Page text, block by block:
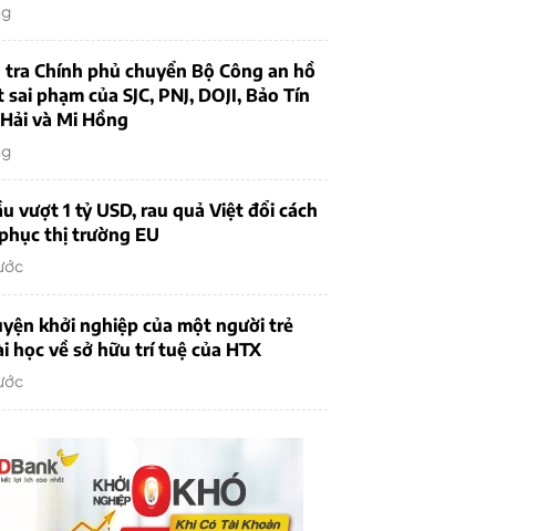
tra Chính phủ chuyển Bộ Công an hồ
phạm của SJC, PNJ, DOJI, Bảo Tín
và Mi Hồng
vượt 1 tỷ USD, rau quả Việt đổi cách
thị trường EU
khởi nghiệp của một người trẻ
học về sở hữu trí tuệ của HTX